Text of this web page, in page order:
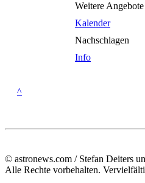
Weitere Angebote
Kalender
Nachschlagen
Info
^
© astronews.com / Stefan Deiters
Alle Rechte vorbehalten.